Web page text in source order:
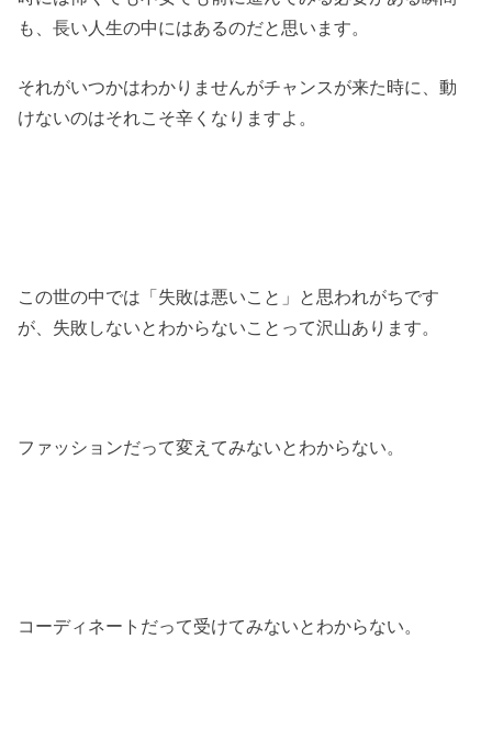
も、長い人生の中にはあるのだと思います。
それがいつかはわかりませんがチャンスが来た時に、動
けないのはそれこそ辛くなりますよ。
この世の中では「失敗は悪いこと」と思われがちです
が、失敗しないとわからないことって沢山あります。
ファッションだって変えてみないとわからない。
コーディネートだって受けてみないとわからない。